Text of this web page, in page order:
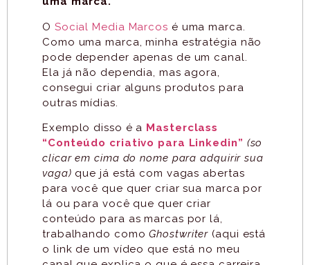
O Social Media Marcos é uma marca.
Como uma marca, minha estratégia não
pode depender apenas de um canal.
Ela já não dependia, mas agora,
consegui criar alguns produtos para
outras mídias.
Exemplo disso é a Masterclass
“Conteúdo criativo para Linkedin” (so
clicar em cima do nome para adquirir sua
vaga) que já está com vagas abertas
para você que quer criar sua marca por
lá ou para você que quer criar
conteúdo para as marcas por lá,
trabalhando comoGhostwriter (aqui está
o link de um vídeo que está no meu